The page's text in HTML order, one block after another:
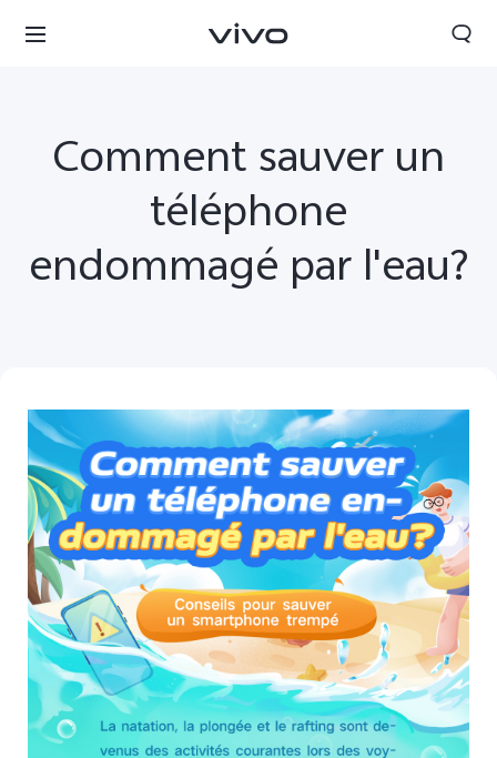
Morocco | Veuillez sélectionner le pays/la région
Comment sauver un
téléphone
endommagé par l'eau?